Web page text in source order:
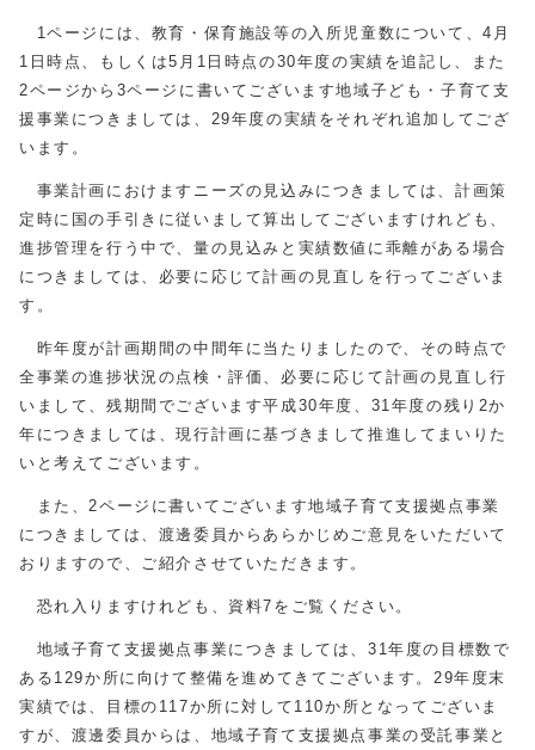
1ページには、教育・保育施設等の入所児童数について、4月
1日時点、もしくは5月1日時点の30年度の実績を追記し、また
2ページから3ページに書いてございます地域子ども・子育て支
援事業につきましては、29年度の実績をそれぞれ追加してござ
います。
事業計画におけますニーズの見込みにつきましては、計画策
定時に国の手引きに従いまして算出してございますけれども、
進捗管理を行う中で、量の見込みと実績数値に乖離がある場合
につきましては、必要に応じて計画の見直しを行ってございま
す。
昨年度が計画期間の中間年に当たりましたので、その時点で
全事業の進捗状況の点検・評価、必要に応じて計画の見直し行
いまして、残期間でございます平成30年度、31年度の残り2か
年につきましては、現行計画に基づきまして推進してまいりた
いと考えてございます。
また、2ページに書いてございます地域子育て支援拠点事業
につきましては、渡邊委員からあらかじめご意見をいただいて
おりますので、ご紹介させていただきます。
恐れ入りますけれども、資料7をご覧ください。
地域子育て支援拠点事業につきましては、31年度の目標数で
ある129か所に向けて整備を進めてきてございます。29年度末
実績では、目標の117か所に対して110か所となってございま
すが、渡邊委員からは、地域子育て支援拠点事業の受託事業と